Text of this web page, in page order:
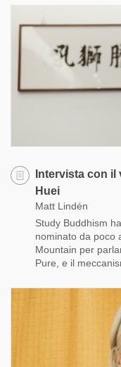
Intervista con
Huei
Matt Lindén
Study Buddhism
nominato da poco
Mountain per
Pure, e il